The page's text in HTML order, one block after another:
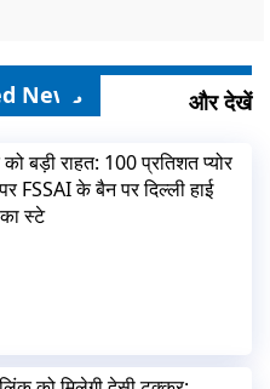
News और देखें
को बड़ी राहत: 100 प्रतिशत प्योर
पर FSSAI के बैन पर दिल्ली हाई
स्टे